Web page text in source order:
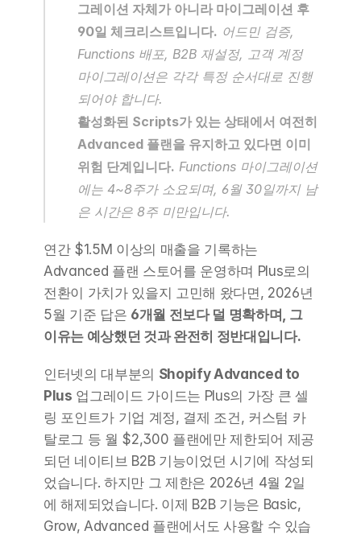
그레이션 자체가 아니라 마이그레이션 후
90일 체크리스트입니다. 어드민 검증,
Functions 배포, B2B 재설정, 고객 계정
마이그레이션은 각각 특정 순서대로 진행
되어야 합니다.
활성화된 Scripts가 있는 상태에서 여전히
Advanced 플랜을 유지하고 있다면 이미
위험 단계입니다. Functions 마이그레이션
에는 4~8주가 소요되며, 6월 30일까지 남
은 시간은 8주 미만입니다.
연간 $1.5M 이상의 매출을 기록하는
Advanced 플랜 스토어를 운영하며 Plus로의
전환이 가치가 있을지 고민해 왔다면, 2026년
5월 기준 답은 6개월 전보다 덜 명확하며, 그
이유는 예상했던 것과 완전히 정반대입니다.
인터넷의 대부분의 Shopify Advanced to
Plus 업그레이드 가이드는 Plus의 가장 큰 셀
링 포인트가 기업 계정, 결제 조건, 커스텀 카
탈로그 등 월 $2,300 플랜에만 제한되어 제공
되던 네이티브 B2B 기능이었던 시기에 작성되
었습니다. 하지만 그 제한은 2026년 4월 2일
에 해제되었습니다. 이제 B2B 기능은 Basic,
Grow, Advanced 플랜에서도 사용할 수 있습